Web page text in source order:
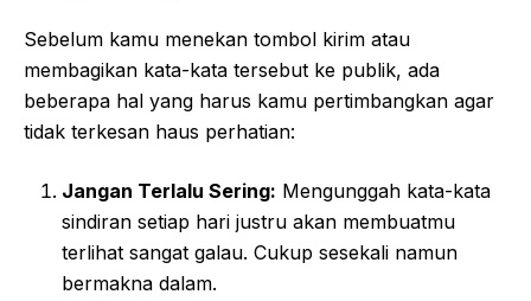
Sebelum kamu menekan tombol kirim atau
membagikan kata-kata tersebut ke publik, ada
beberapa hal yang harus kamu pertimbangkan agar
tidak terkesan haus perhatian:
Jangan Terlalu Sering: Mengunggah kata-kata
sindiran setiap hari justru akan membuatmu
terlihat sangat galau. Cukup sesekali namun
bermakna dalam.